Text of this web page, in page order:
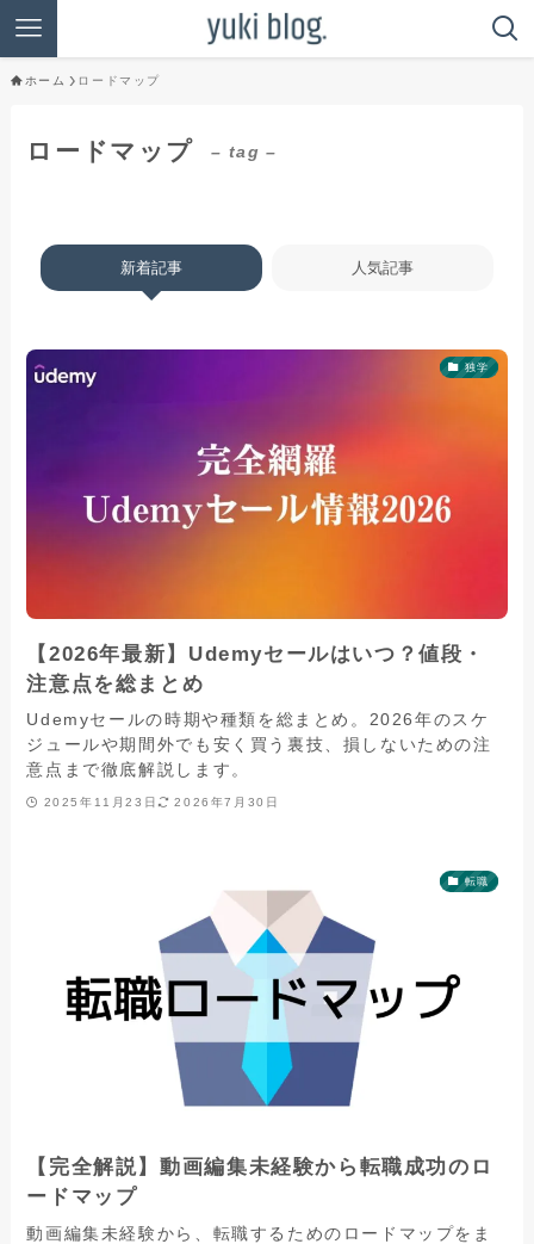
ホーム ロードマップ
ロードマップ – tag –
新着記事 人気記事
独学
【2026年最新】Udemyセールはいつ？値段・
注意点を総まとめ
Udemyセールの時期や種類を総まとめ。2026年のスケ
ジュールや期間外でも安く買う裏技、損しないための注
意点まで徹底解説します。
2025年11月23日 2026年7月30日
転職
【完全解説】動画編集未経験から転職成功のロ
ードマップ
動画編集未経験から、転職するためのロードマップをま